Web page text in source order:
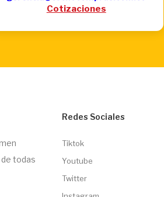
Cotizaciones
todas
Redes Sociales
Tiktok
Youtube
Twitter